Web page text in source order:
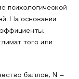
психологической
На основании
того или
баллов; N –